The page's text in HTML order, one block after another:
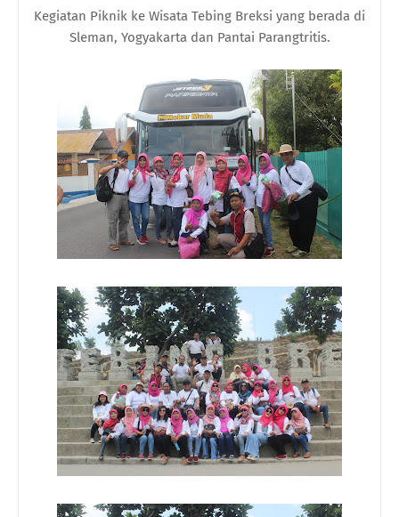
Kegiatan Piknik ke Wisata Tebing Breksi yang berada di
Sleman, Yogyakarta dan Pantai Parangtritis.